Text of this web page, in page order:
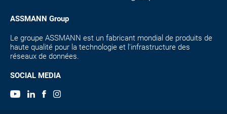
ASSMANN Group
Le groupe ASSMANN est un fabricant mondial de produits de
haute qualité pour la technologie et l'infrastructure des
réseaux de données.
SOCIAL MEDIA